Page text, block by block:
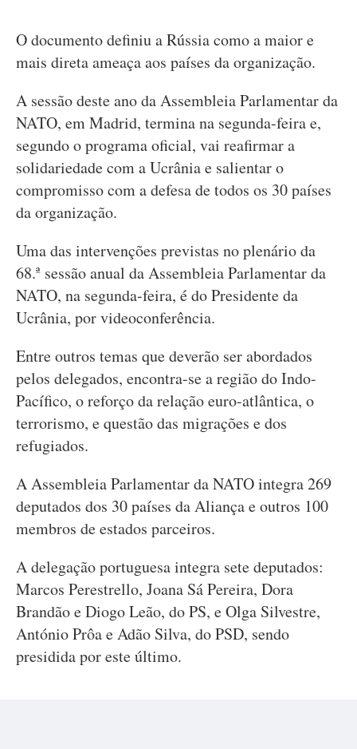
O documento definiu a Rússia como a maior e
mais direta ameaça aos países da organização.
A sessão deste ano da Assembleia Parlamentar da
NATO, em Madrid, termina na segunda-feira e,
segundo o programa oficial, vai reafirmar a
solidariedade com a Ucrânia e salientar o
compromisso com a defesa de todos os 30 países
da organização.
Uma das intervenções previstas no plenário da
68.ª sessão anual da Assembleia Parlamentar da
NATO, na segunda-feira, é do Presidente da
Ucrânia, por videoconferência.
Entre outros temas que deverão ser abordados
pelos delegados, encontra-se a região do Indo-
Pacífico, o reforço da relação euro-atlântica, o
terrorismo, e questão das migrações e dos
refugiados.
A Assembleia Parlamentar da NATO integra 269
deputados dos 30 países da Aliança e outros 100
membros de estados parceiros.
A delegação portuguesa integra sete deputados:
Marcos Perestrello, Joana Sá Pereira, Dora
Brandão e Diogo Leão, do PS, e Olga Silvestre,
António Prôa e Adão Silva, do PSD, sendo
presidida por este último.